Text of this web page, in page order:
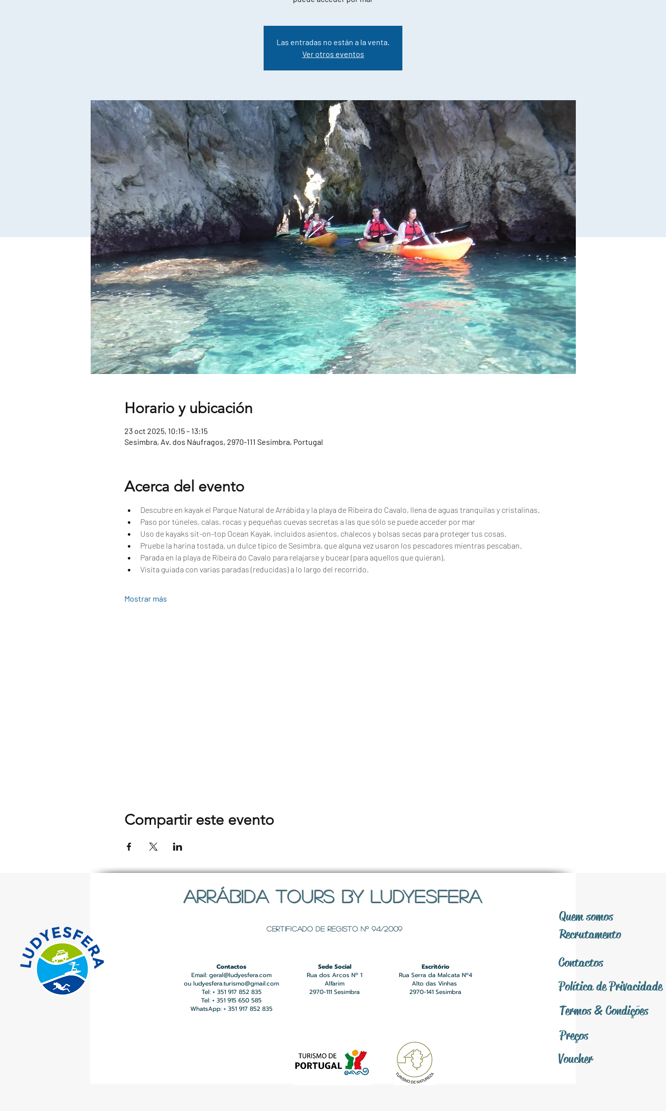
Las entradas no están a la venta.
Ver otros eventos
Horario y ubicación
23 oct 2025, 10:15 – 13:15
Sesimbra, Av. dos Náufragos, 2970-111 Sesimbra, Portugal
Acerca del evento
Descubre en kayak el Parque Natural de Arrábida y la playa de Ribeira do Cavalo, llena de aguas tranquilas y cristalinas.
Paso por túneles, calas, rocas y pequeñas cuevas secretas a las que sólo se puede acceder por mar
Uso de kayaks sit-on-top Ocean Kayak, incluidos asientos, chalecos y bolsas secas para proteger tus cosas.
Pruebe la harina tostada, un dulce típico de Sesimbra, que alguna vez usaron los pescadores mientras pescaban.
Parada en la playa de Ribeira do Cavalo para relajarse y bucear (para aquellos que quieran).
Visita guiada con varias paradas (reducidas) a lo largo del recorrido.
Mostrar más
Compartir este evento
ARRÁBIDA TOURS BY LUDYESFERA
Certificado de registo Nº 94/2009
Quem somos
Recrutamento
Contactos
Contactos
Email: geral@ludyesfera.com
ou ludyesfera.turismo@gmail.com
Tel: + 351 917 852 835
Tel: + 351 915 650 585
WhatsApp: + 351 917 852 835
Sede Social
Rua dos Arcos Nº 1
Alfarim
2970-111 Sesimbra
Escritório
Rua Serra da Malcata Nº4
Alto das Vinhas
2970-141 Sesimbra
Políticade Privacidade
Termos &Condições
Preços
Voucher